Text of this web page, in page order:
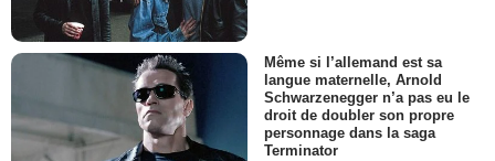
Même si l’allemand est sa
langue maternelle, Arnold
Schwarzenegger n’a pas eu le
droit de doubler son propre
personnage dans la saga
Terminator